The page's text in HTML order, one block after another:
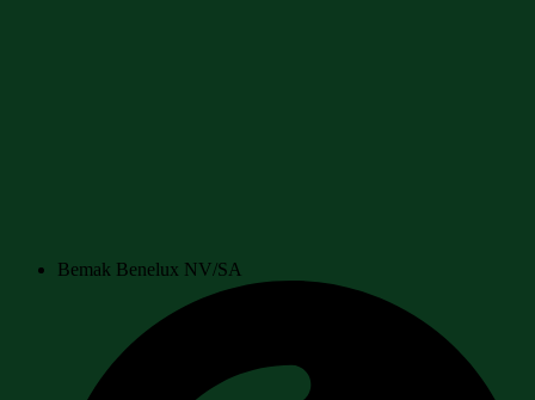
Bemak Benelux NV/SA